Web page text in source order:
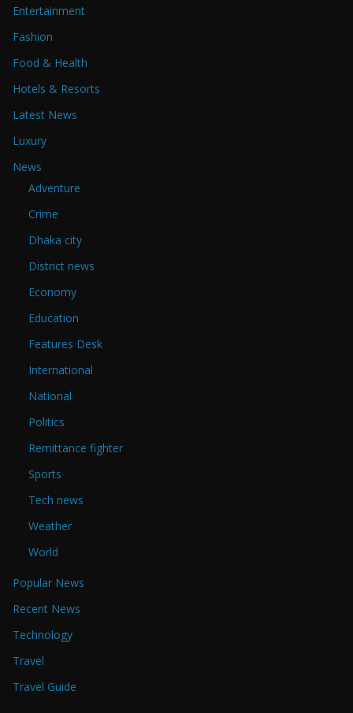
Entertainment
Fashion
Food & Health
Hotels & Resorts
Latest News
Luxury
News
Adventure
Crime
Dhaka city
District news
Economy
Education
Features Desk
International
National
Politics
Remittance fighter
Sports
Tech news
Weather
World
Popular News
Recent News
Technology
Travel
Travel Guide